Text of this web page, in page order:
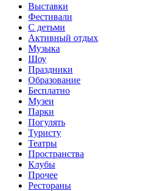
Выставки
Фестивали
С детьми
Активный отдых
Музыка
Шоу
Праздники
Образование
Бесплатно
Музеи
Парки
Погулять
Туристу
Театры
Пространства
Клубы
Прочее
Рестораны